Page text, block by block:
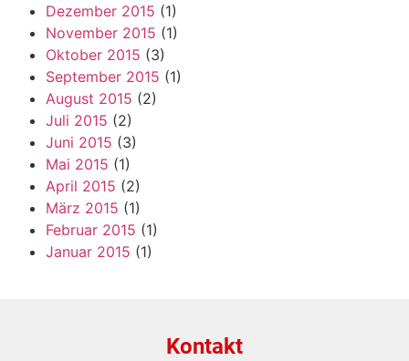
Dezember 2015 (1)
November 2015 (1)
Oktober 2015 (3)
September 2015 (1)
August 2015 (2)
Juli 2015 (2)
Juni 2015 (3)
Mai 2015 (1)
April 2015 (2)
März 2015 (1)
Februar 2015 (1)
Januar 2015 (1)
Kontakt